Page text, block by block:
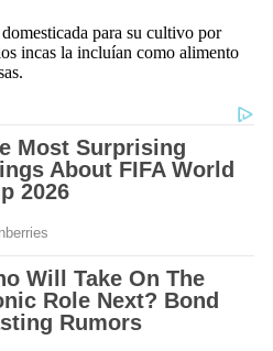
para su cultivo por
incas la incluían como alimento